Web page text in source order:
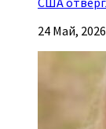
24 Май, 2026